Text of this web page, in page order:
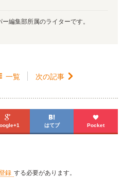
編集部所属のライターです。
一覧 次の記事 
 
はてブ

Pocket
録 する必要があります。